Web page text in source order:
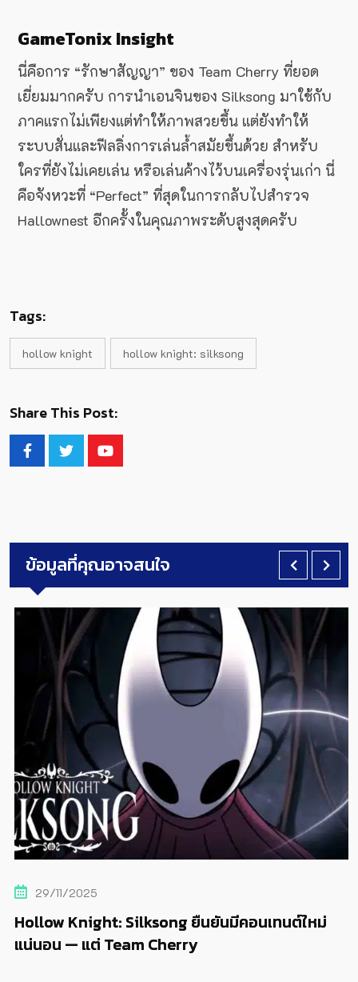
GameTonix Insight
นี่คือการ “รักษาสัญญา” ของ Team Cherry ที่ยอด
เยี่ยมมากครับ การนำเอนจินของ Silksong มาใช้กับ
ภาคแรกไม่เพียงแต่ทำให้ภาพสวยขึ้น แต่ยังทำให้
ระบบสั่นและฟีลลิ่งการเล่นล้ำสมัยขึ้นด้วย สำหรับ
ใครที่ยังไม่เคยเล่น หรือเล่นค้างไว้บนเครื่องรุ่นเก่า นี่
คือจังหวะที่ “Perfect” ที่สุดในการกลับไปสำรวจ
Hallownest อีกครั้งในคุณภาพระดับสูงสุดครับ
Tags:
hollow knight hollow knight: silksong
Share This Post:
ข้อมูลที่คุณอาจสนใจ
29/11/2025
Hollow Knight: Silksong ยืนยันมีคอนเทนต์ใหม่
แน่นอน — แต่ Team Cherry